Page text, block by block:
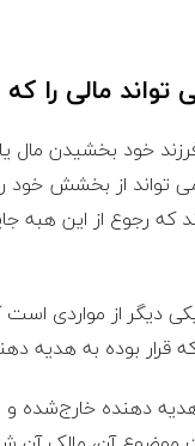
تواند مالی
فرزند خود بخشیدن
تواند از بخشش
که رجوع از این هبه
دیگر از مواردی
بوده به هدیه
هدیه دهنده